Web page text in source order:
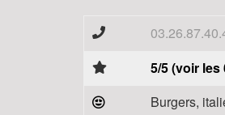
5/5 (voir les
Burgers,